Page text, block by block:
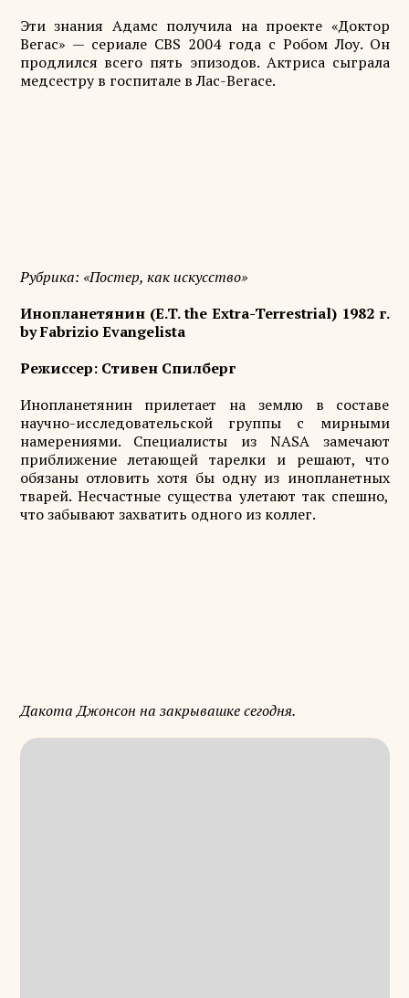
Эти знания Адамс получила на проекте «Доктор
Вегас» — сериале CBS 2004 года c Робом Лоу. Он
продлился всего пять эпизодов. Актриса сыграла
медсестру в госпитале в Лас-Вегасе.
Рубрика: «Постер, как искусство»
Инопланетянин (E.T. the Extra-Terrestrial) 1982 г.
by Fabrizio Evangelista
Режиссер: Стивен Спилберг
Инопланетянин прилетает на землю в составе
научно-исследовательской группы с мирными
намерениями. Специалисты из NASA замечают
приближение летающей тарелки и решают, что
обязаны отловить хотя бы одну из инопланетных
тварей. Несчастные существа улетают так спешно,
что забывают захватить одного из коллег.
Дакота Джонсон на закрывашке сегодня.